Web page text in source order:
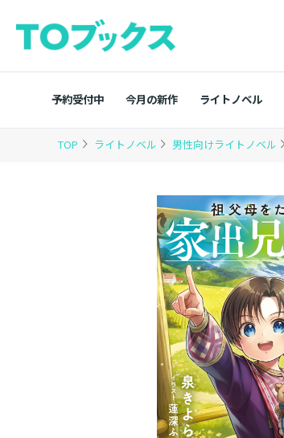
予約受付中 今月の新作 ライトノベル
TOP ライトノベル 男性向けライトノベル